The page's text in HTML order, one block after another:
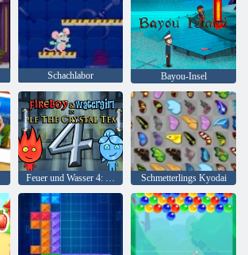
Schachlabor Bayou-Insel
Feuer und Wasser 4: Kristalltempel Schmetterlings Kyodai